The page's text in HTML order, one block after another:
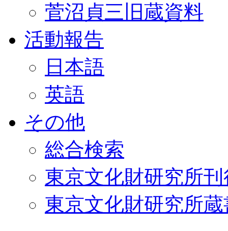
菅沼貞三旧蔵資料
活動報告
日本語
英語
その他
総合検索
東京文化財研究所
東京文化財研究所